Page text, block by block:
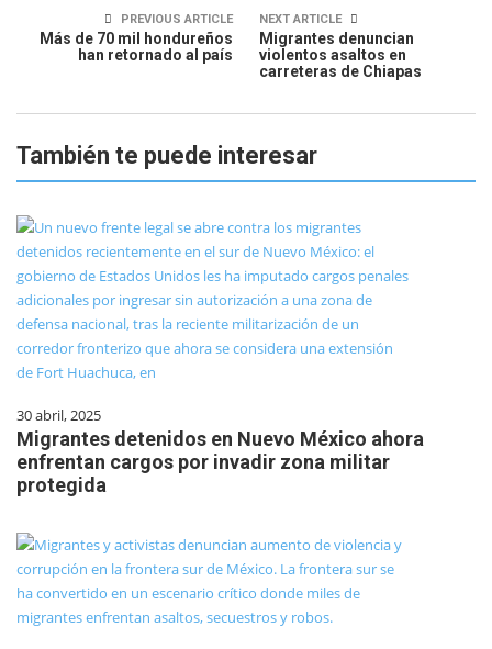
PREVIOUS ARTICLE
Más de 70 mil hondureños
han retornado al país
NEXT ARTICLE
Migrantes denuncian
violentos asaltos en
carreteras de Chiapas
También te puede interesar
30 abril, 2025
Migrantes detenidos en Nuevo México ahora
enfrentan cargos por invadir zona militar
protegida